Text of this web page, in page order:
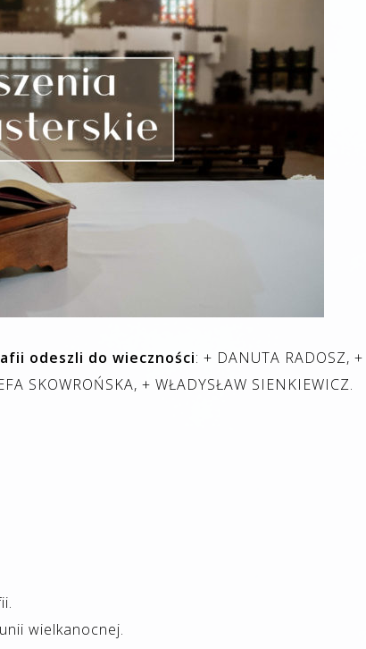
odeszli do wieczności: + DANUTA RADOSZ, +
SKOWROŃSKA, + WŁADYSŁAW SIENKIEWICZ.
wielkanocnej.